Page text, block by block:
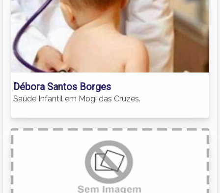
Débora Santos Borges
Saúde Infantil em Mogi das Cruzes.